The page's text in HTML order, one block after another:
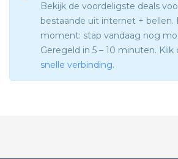
Bekijk de voordeligste deals
bestaande uit internet + bellen.
moment: stap vandaag nog
Geregeld in 5 – 10 minuten. Klik
snelle verbinding.